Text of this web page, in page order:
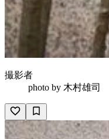
撮影者
photo by 木村雄司